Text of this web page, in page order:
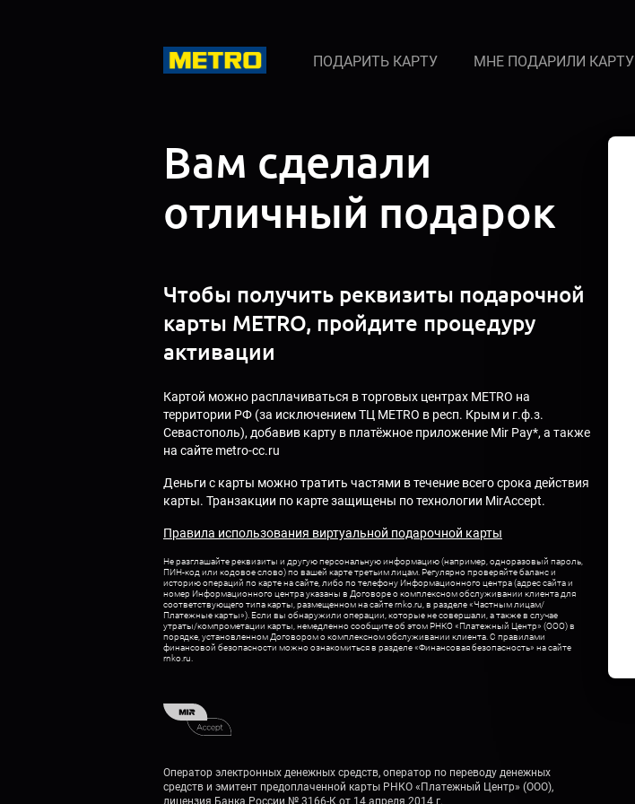
ПОДАРИТЬ КАРТУ МНЕ ПОДАРИЛИ КАРТУ
Вам сделали
отличный подарок
Чтобы получить реквизиты подарочной
карты METRO, пройдите процедуру
активации
Картой можно расплачиваться в торговых центрах METRO на
территории РФ (за исключением ТЦ METRO в респ. Крым и г.ф.з.
Севастополь), добавив карту в платёжное приложение Mir Pay*, а также
на сайте metro-cc.ru
Деньги с карты можно тратить частями в течение всего срока действия
карты. Транзакции по карте защищены по технологии MirAccept.
Правила использования виртуальной подарочной карты
Не разглашайте реквизиты и другую персональную информацию (например, одноразовый пароль,
ПИН-код или кодовое слово) по вашей карте третьим лицам. Регулярно проверяйте баланс и
историю операций по карте на сайте, либо по телефону Информационного центра (адрес сайта и
номер Информационного центра указаны в Договоре о комплексном обслуживании клиента для
соответствующего типа карты, размещенном на сайтеrnko.ru , в разделе «Частным лицам/
Платежные карты»). Если вы обнаружили операции, которые не совершали, а также в случае
утраты/компрометации карты, немедленно сообщите об этом РНКО «Платежный Центр» (ООО) в
порядке, установленном Договором о комплексном обслуживании клиента. С правилами
финансовой безопасности можно ознакомиться в разделе «Финансовая безопасность» на сайте
rnko.ru
Оператор электронных денежных средств, оператор по переводу денежных
средств и эмитент предоплаченной карты РНКО «Платежный Центр» (ООО),
лицензия Банка России № 3166-К от 14 апреля 2014 г.